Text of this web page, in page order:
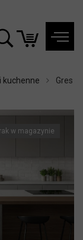
kuchenne
Gres
w magazynie